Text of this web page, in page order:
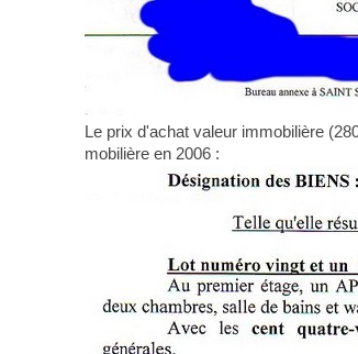
Le prix d'achat valeur immobilière
mobilière en 2006 :